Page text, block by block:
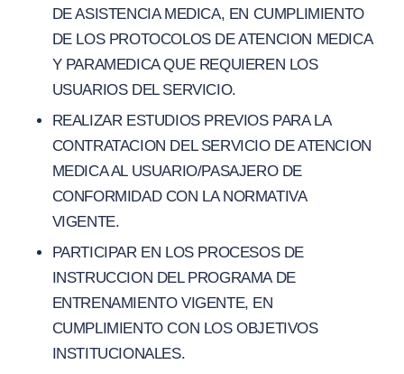
DE ASISTENCIA MEDICA, EN CUMPLIMIENTO
DE LOS PROTOCOLOS DE ATENCION MEDICA
Y PARAMEDICA QUE REQUIEREN LOS
USUARIOS DEL SERVICIO.
REALIZAR ESTUDIOS PREVIOS PARA LA
CONTRATACION DEL SERVICIO DE ATENCION
MEDICA AL USUARIO/PASAJERO DE
CONFORMIDAD CON LA NORMATIVA
VIGENTE.
PARTICIPAR EN LOS PROCESOS DE
INSTRUCCION DEL PROGRAMA DE
ENTRENAMIENTO VIGENTE, EN
CUMPLIMIENTO CON LOS OBJETIVOS
INSTITUCIONALES.